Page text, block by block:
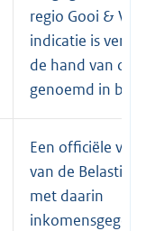
regio Gooi &
indicatie is
de hand van
genoemd in
Een officiële
van de
met daarin